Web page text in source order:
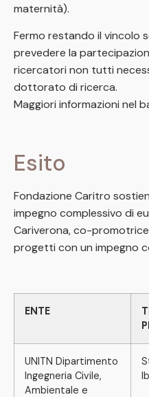
maternità).
Fermo restando il vincolo
prevedere la
ricercatori non tutti
dottorato di ricerca.
Maggiori informazioni nel
Esito
Fondazione Caritro
impegno complessivo di
Cariverona, co-
progetti con un impegno
ENTE
UNITN Dipartimento
Ingegneria Civile,
Ambientale e